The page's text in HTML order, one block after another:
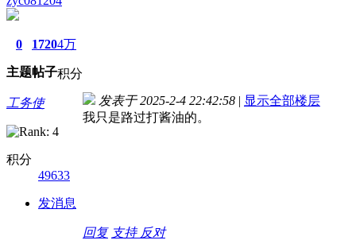
0
主题
1720
帖子
4万
积分
工务使
积分
49633
发消息
发表于 2025-2-4 22:42:58 | 显示全部楼层
我只是路过打酱油的。
回复 支持 反对